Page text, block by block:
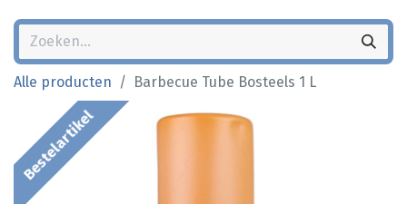
Alle producten Barbecue Tube Bosteels 1 L
Bestelartikel